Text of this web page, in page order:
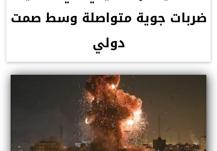
ضربات جوية متواصلة وسط صمت
دولي